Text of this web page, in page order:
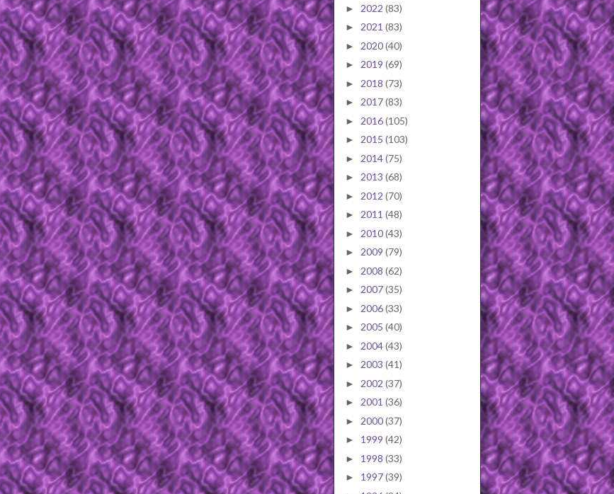
► 2022 (83)
► 2021 (83)
► 2020(40)
► 2019 (69)
► 2018 (73)
► 2017(83)
► 2016(105)
► 2015 (103)
► 2014(75)
► 2013 (68)
► 2012 (70)
► 2011 (48)
► 2010(43)
► 2009 (79)
► 2008 (62)
► 2007(35)
► 2006(33)
► 2005 (40)
► 2004(43)
► 2003 (41)
► 2002 (37)
► 2001 (36)
► 2000(37)
► 1999 (42)
► 1998 (33)
► 1997(39)